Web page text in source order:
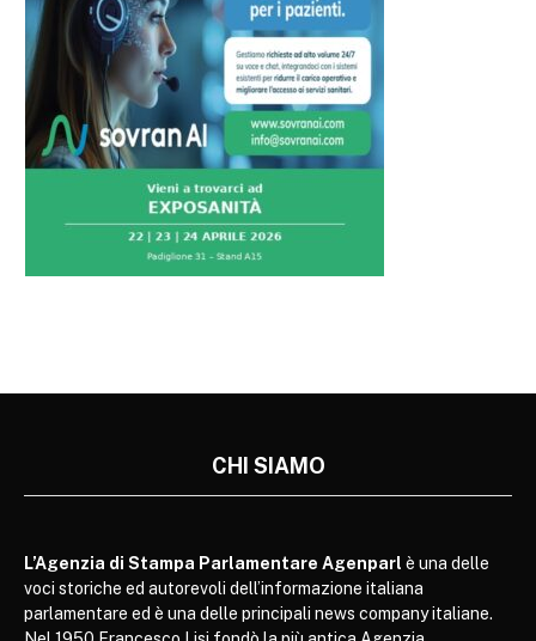
CHI SIAMO
L’Agenzia di Stampa Parlamentare Agenparl è una delle
voci storiche ed autorevoli dell’informazione italiana
parlamentare ed è una delle principali news company italiane.